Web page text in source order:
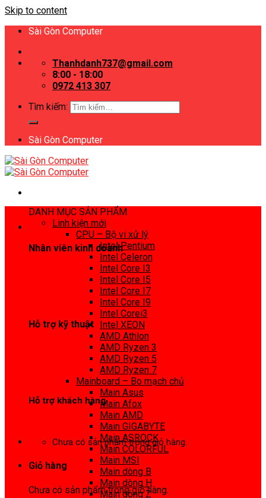
Skip to content
Sài Gòn Computer
Thanhdanh737@gmail.com
8:00 - 18:00
0972 413 307
Tìm kiếm:
Sài Gòn Computer
Nhân viên kinh doanh
Hỗ trợ kỹ thuật
Hỗ trợ khách hàng
Chưa có sản phẩm trong giỏ hàng.
Giỏ hàng
Chưa có sản phẩm trong giỏ hàng.
DANH MỤC SẢN PHẨM
Linh kiện mới
CPU – Bộ vi xử lý
Intel Pentium
Intel Celeron
Intel Core I3
Intel Core I5
Intel Core I7
Intel Core I9
Intel Corei3
Intel XEON
AMD Athlon
AMD Ryzen 3
AMD Ryzen 5
AMD Ryzen 7
Mainboard – Bo mạch chủ
Main Asus
Main Afox
Main AMD
Main GIGABYTE
Main ASROCK
Main COLORFUL
Main MSI
Main dòng B
Main dòng H
Main dòng Z